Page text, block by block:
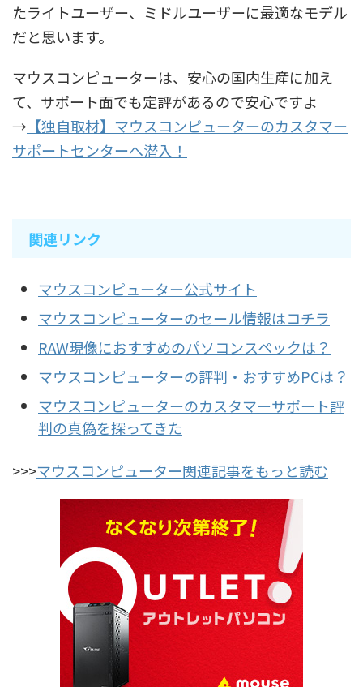
たライトユーザー、ミドルユーザーに最適なモデル
だと思います。
マウスコンピューターは、安心の国内生産に加え
て、サポート面でも定評があるので安心ですよ
→ 【独自取材】マウスコンピューターのカスタマー
サポートセンターへ潜入！
関連リンク
マウスコンピューター公式サイト
マウスコンピューターのセール情報はコチラ
RAW現像におすすめのパソコンスペックは？
マウスコンピューターの評判・おすすめPCは？
マウスコンピューターのカスタマーサポート評
判の真偽を探ってきた
>>>マウスコンピューター関連記事をもっと読む